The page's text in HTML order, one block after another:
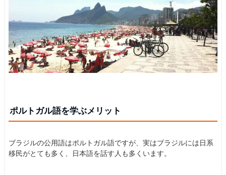
ポルトガル語を学ぶメリット
ブラジルの公用語はポルトガル語ですが、実はブラジルには日系
移民がとても多く、日本語を話す人も多くいます。